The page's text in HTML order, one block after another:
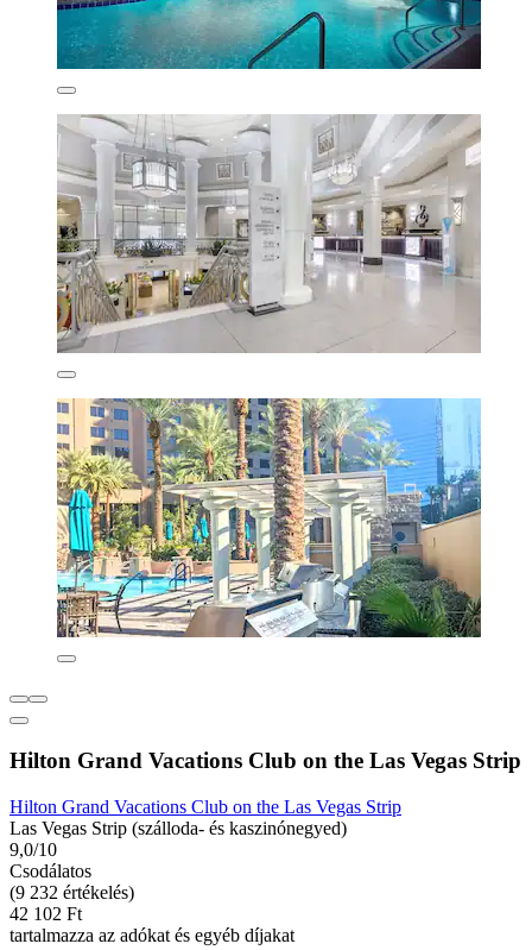
Hilton Grand Vacations Club on the Las Vegas Strip
Hilton Grand Vacations Club on the Las Vegas Strip
Las Vegas Strip (szálloda- és kaszinónegyed)
9,0/10
Csodálatos
(9 232 értékelés)
42 102 Ft
tartalmazza az adókat és egyéb díjakat